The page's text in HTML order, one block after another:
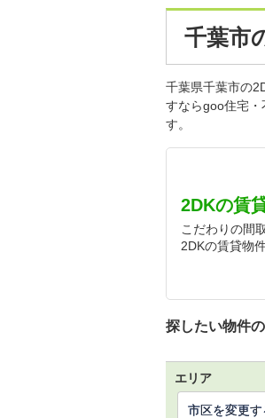
千葉市
千葉県千葉市の
すならgoo住宅
す。
2DKの賃
こだわりの間
2DKの賃貸物
探したい物件
エリア
市区を変更す